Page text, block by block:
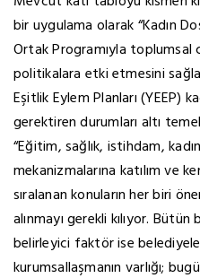
bir uygulama olarak “Kadın
Ortak Programıyla
politikalara etki etmesini
Eşitlik Eylem Planları (YEEP)
gerektiren durumları altı
“Eğitim, sağlık, istihdam,
mekanizmalarına katılım ve
sıralanan konuların her biri
alınmayı gerekli kılıyor.
belirleyici faktör ise
kurumsallaşmanın varlığı;